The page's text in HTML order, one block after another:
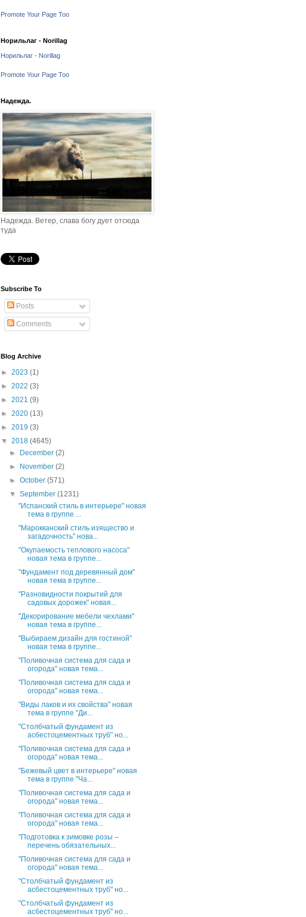
Promote Your Page Too
Норильлаг - Norillag
Норильлаг - Norillag
Promote Your Page Too
Надежда.
Надежда. Ветер, слава богу дует отсюда
туда
Subscribe To
Posts
Comments
Blog Archive
► 2023 (1)
► 2022 (3)
► 2021 (9)
► 2020 (13)
► 2019 (3)
▼ 2018 (4645)
►
December(2)
►
November(2)
►October(571)
▼September(1231)
"Испанский стиль в интерьере" новая
тема в группе ...
"Марокканский стиль изящество и
загадочность" нова...
"Окупаемость теплового насоса"
новая тема в группе...
"Фундамент под деревянный дом"
новая тема в группе...
"Разновидности покрытий для
садовых дорожек" новая...
"Декорирование мебели чехлами"
новая тема в группе...
"Выбираем дизайн для гостиной"
новая тема в группе...
"Поливочная система для сада и
огорода" новая тема...
"Поливочная система для сада и
огорода" новая тема...
"Виды лаков и их свойства" новая
тема в группе "Ди...
"Столбчатый фундамент из
асбестоцементных труб" но...
"Поливочная система для сада и
огорода" новая тема...
"Бежевый цвет в интерьере" новая
тема в группе "Ча...
"Поливочная система для сада и
огорода" новая тема...
"Поливочная система для сада и
огорода" новая тема...
"Подготовка к зимовке розы –
перечень обязательных...
"Поливочная система для сада и
огорода" новая тема...
"Столбчатый фундамент из
асбестоцементных труб" но...
"Столбчатый фундамент из
асбестоцементных труб" но...